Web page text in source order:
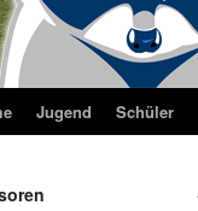
Jugend Schüler